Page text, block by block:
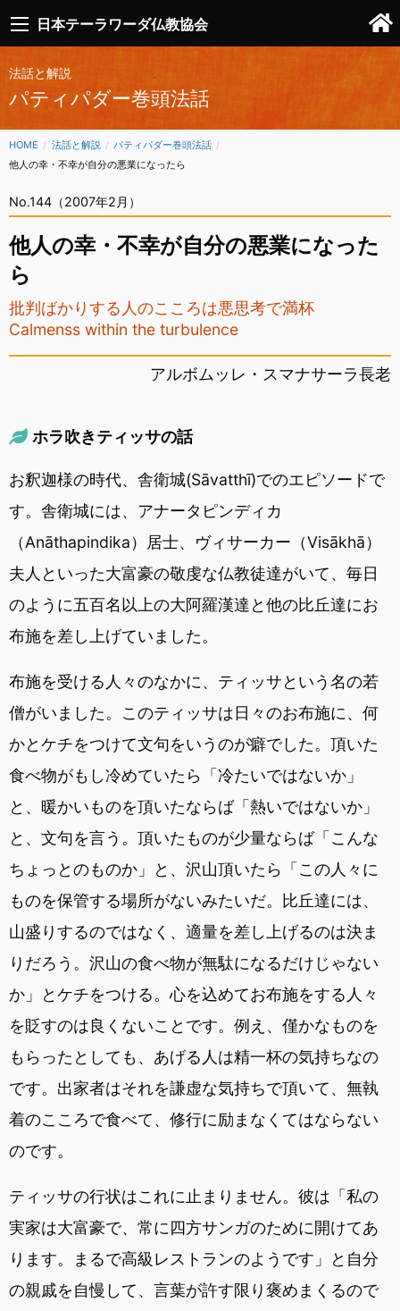
日本テーラワーダ仏教協会
法話と解説
パティパダー巻頭法話
HOME 法話と解説
パティパダー巻頭法話
CURRENT:
他人の幸・不幸が自分の悪業になったら
No.144（2007年2月）
他人の幸・不幸が自分の悪業になった
ら
批判ばかりする人のこころは悪思考で満杯
Calmenss within the turbulence
アルボムッレ・スマナサーラ長老
ホラ吹きティッサの話
お釈迦様の時代、舎衛城(Sāvatthī)でのエピソードで
す。舎衛城には、アナータピンディカ
（Anāthapindika）居士、ヴィサーカー（Visākhā）
夫人といった大富豪の敬虔な仏教徒達がいて、毎日
のように五百名以上の大阿羅漢達と他の比丘達にお
布施を差し上げていました。
布施を受ける人々のなかに、ティッサという名の若
僧がいました。このティッサは日々のお布施に、何
かとケチをつけて文句をいうのが癖でした。頂いた
食べ物がもし冷めていたら「冷たいではないか」
と、暖かいものを頂いたならば「熱いではないか」
と、文句を言う。頂いたものが少量ならば「こんな
ちょっとのものか」と、沢山頂いたら「この人々に
ものを保管する場所がないみたいだ。比丘達には、
山盛りするのではなく、適量を差し上げるのは決ま
りだろう。沢山の食べ物が無駄になるだけじゃない
か」とケチをつける。心を込めてお布施をする人々
を貶すのは良くないことです。例え、僅かなものを
もらったとしても、あげる人は精一杯の気持ちなの
です。出家者はそれを謙虚な気持ちで頂いて、無執
着のこころで食べて、修行に励まなくてはならない
のです。
ティッサの行状はこれに止まりません。彼は「私の
実家は大富豪で、常に四方サンガのために開けてあ
ります。まるで高級レストランのようです」と自分
の親戚を自慢して、言葉が許す限り褒めまくるので